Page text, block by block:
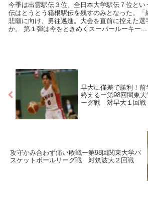
今季は出雲駅伝３位、全日本大学駅伝７位とい
伝はとうとう箱根駅伝を残すのみとなった。「
悲願に向け、勇往邁進。大会を直前に控えた選
か。 第１弾は今をときめくスーパールーキー...
早大に僅差で勝利！
終えるー第98回関東
ーグ戦 対早大１回戦
攻守かみ合わず痛い敗戦ー第98回関東大学バ
スケットボールリーグ戦 対筑波大２回戦